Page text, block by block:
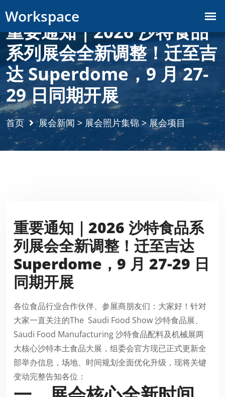
重要通知｜2026 沙特食品
系列展会全新调整！迁至吉
达 Superdome，9 月 27-
29 日同期开展
首页 展会新闻 > 展会照片集锦 > 展会项目
重要通知｜2026 沙特食品系
列展会全新调整！迁至吉达
Superdome，9 月 27-29 日
同期开展
各位食品行业合作伙伴、参展商朋友们：大家好！针对
大家一直关注的The Saudi Food Show 沙特食品展、
Saudi Food Manufacturing 沙特食品配料及机械展两
大核心沙特本土食品大展，组委会官方现已正式更新全
部举办信息，场地、时间规划全面优化升级，现将关键
变动完整告知各位：